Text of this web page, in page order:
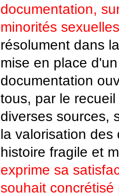
documentation,
minorités
résolument dans
mise en place
documentation
tous, par le
diverses sources,
la valorisation des
histoire fragile et
exprime sa
souhait